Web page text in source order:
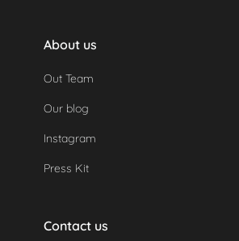
About us
Out Team
Our blog
Instagram
Press Kit
Contact us